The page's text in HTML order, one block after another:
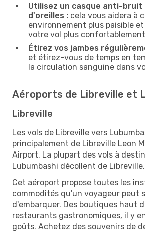
Utilisez un casque anti-bruit
d'oreilles : cela vous aidera à
environnement plus paisible
votre vol plus
Étirez vos jambes
et étirez-vous de temps en
la circulation sanguine dans
Aéroports de Libreville et
Libreville
Les vols de Libreville vers
principalement de Libreville Leon
Airport. La plupart des vols à
Lubumbashi décollent de Libreville.
Cet aéroport propose toutes les
commodités qu'un voyageur peut
d'embarquer. Des boutiques haut
restaurants gastronomiques, il y
goûts. Achetez des souvenirs de